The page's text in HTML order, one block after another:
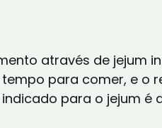
através de jejum
para comer, e o
para o jejum é